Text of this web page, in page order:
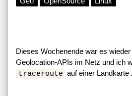
Dieses Wochenende war es
Geolocation-APIs im Netz und ich
traceroute auf einer Landkarte